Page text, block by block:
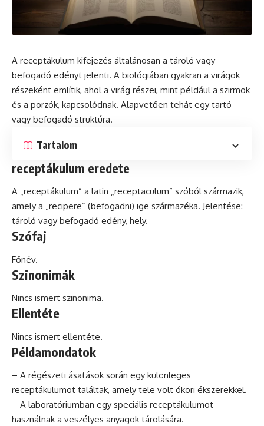
A receptákulum kifejezés általánosan a tároló vagy
befogadó edényt jelenti. A biológiában gyakran a virágok
részeként említik, ahol a virág részei, mint például a szirmok
és a porzók, kapcsolódnak. Alapvetően tehát egy tartó
vagy befogadó struktúra.
Tartalom
receptákulum eredete
A „receptákulum” a latin „receptaculum” szóból származik,
amely a „recipere” (befogadni) ige származéka. Jelentése:
tároló vagy befogadó edény, hely.
Szófaj
Főnév.
Szinonimák
Nincs ismert szinonima.
Ellentéte
Nincs ismert ellentéte.
Példamondatok
– A régészeti ásatások során egy különleges
receptákulumot találtak, amely tele volt ókori ékszerekkel.
– A laboratóriumban egy speciális receptákulumot
használnak a veszélyes anyagok tárolására.